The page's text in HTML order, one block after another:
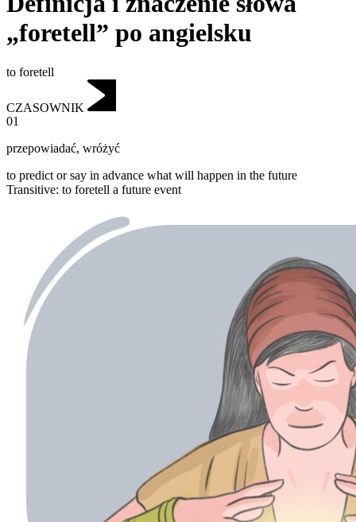
„foretell” po angielsku
to foretell
CZASOWNIK
01
przepowiadać, wróżyć
to predict or say in advance what will happen in the future
Transitive: to foretell a future event